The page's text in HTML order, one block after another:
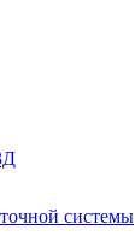
системы